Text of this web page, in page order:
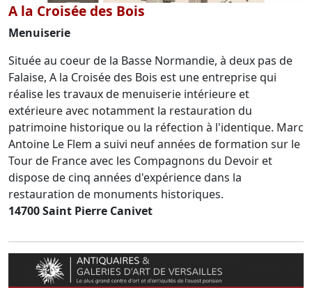
A la Croisée des Bois
Menuiserie
Située au coeur de la Basse Normandie, à deux pas de
Falaise, A la Croisée des Bois est une entreprise qui
réalise les travaux de menuiserie intérieure et
extérieure avec notamment la restauration du
patrimoine historique ou la réfection à l'identique. Marc
Antoine Le Flem a suivi neuf années de formation sur le
Tour de France avec les Compagnons du Devoir et
dispose de cinq années d'expérience dans la
restauration de monuments historiques.
14700 Saint Pierre Canivet